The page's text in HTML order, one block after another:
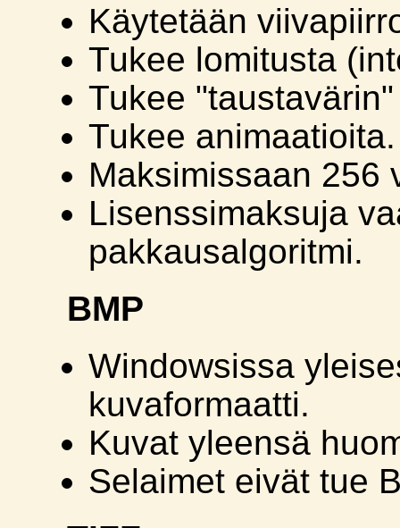
Käytetään
Tukee lomitusta
Tukee
Tukee animaatioita.
Maksimissaan 256
Lisenssimaksuja
pakkausalgoritmi.
BMP
Windowsissa
kuvaformaatti.
Kuvat yleensä
Selaimet eivät tue